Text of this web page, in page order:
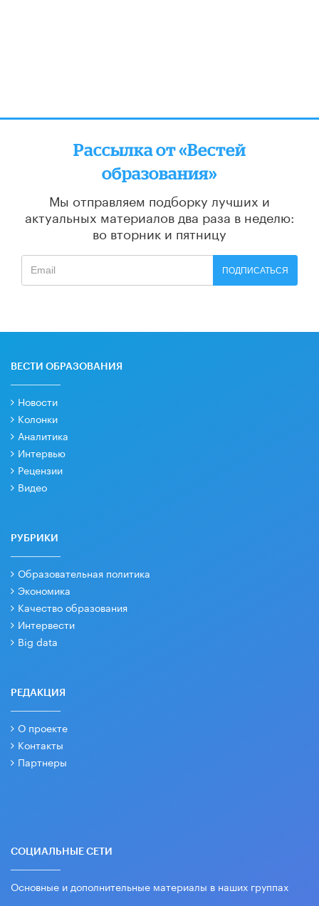
Рассылка от «Вестей
образования»
Мы отправляем подборку лучших и
актуальных материалов два раза в неделю:
во вторник и пятницу
ПОДПИСАТЬСЯ
ВЕСТИ ОБРАЗОВАНИЯ
Новости
Колонки
Аналитика
Интервью
Рецензии
Видео
РУБРИКИ
Образовательная политика
Экономика
Качество образования
Интервести
Big data
РЕДАКЦИЯ
О проекте
Контакты
Партнеры
СОЦИАЛЬНЫЕ СЕТИ
Основные и дополнительные материалы в наших группах